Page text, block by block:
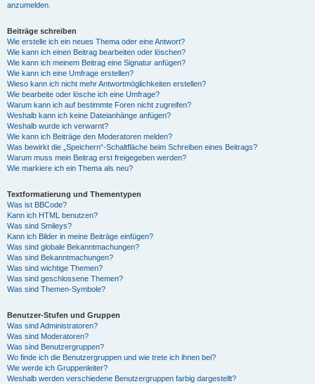
anzumelden.
Beiträge schreiben
Wie erstelle ich ein neues Thema oder eine Antwort?
Wie kann ich einen Beitrag bearbeiten oder löschen?
Wie kann ich meinem Beitrag eine Signatur anfügen?
Wie kann ich eine Umfrage erstellen?
Wieso kann ich nicht mehr Antwortmöglichkeiten erstellen?
Wie bearbeite oder lösche ich eine Umfrage?
Warum kann ich auf bestimmte Foren nicht zugreifen?
Weshalb kann ich keine Dateianhänge anfügen?
Weshalb wurde ich verwarnt?
Wie kann ich Beiträge den Moderatoren melden?
Was bewirkt die „Speichern“-Schaltfläche beim Schreiben eines Beitrags?
Warum muss mein Beitrag erst freigegeben werden?
Wie markiere ich ein Thema als neu?
Textformatierung und Thementypen
Was ist BBCode?
Kann ich HTML benutzen?
Was sind Smileys?
Kann ich Bilder in meine Beiträge einfügen?
Was sind globale Bekanntmachungen?
Was sind Bekanntmachungen?
Was sind wichtige Themen?
Was sind geschlossene Themen?
Was sind Themen-Symbole?
Benutzer-Stufen und Gruppen
Was sind Administratoren?
Was sind Moderatoren?
Was sind Benutzergruppen?
Wo finde ich die Benutzergruppen und wie trete ich ihnen bei?
Wie werde ich Gruppenleiter?
Weshalb werden verschiedene Benutzergruppen farbig dargestellt?